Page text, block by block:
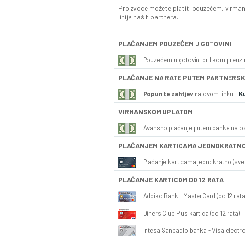
Proizvode možete platiti pouzećem,
linija naših partnera.
PLAĆANJEM POUZEĆEM U GOTOVINI
Pouzećem u gotovini prilikom
PLAĆANJE NA RATE PUTEM
Popunite zahtjev na ovom linku -
VIRMANSKOM UPLATOM
Avansno plaćanje putem banke na
PLAĆANJEM KARTICAMA JEDNOKRATNO
Plaćanje karticama jednokratno (sve
PLAĆANJE KARTICOM DO 12 RATA
Addiko Bank - MasterCard (do 12
Diners Club Plus kartica (do 12 rata)
Intesa Sanpaolo banka - Visa